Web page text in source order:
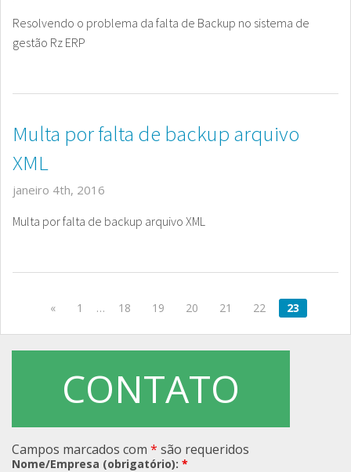
Resolvendo o problema da falta de Backup no sistema de
gestão Rz ERP
Multa por falta de backup arquivo
XML
janeiro 4th, 2016
Multa por falta de backup arquivo XML
« 1 … 18 19 20 21 22 23
CONTATO
Campos marcados com * são requeridos
Nome/Empresa (obrigatório): *